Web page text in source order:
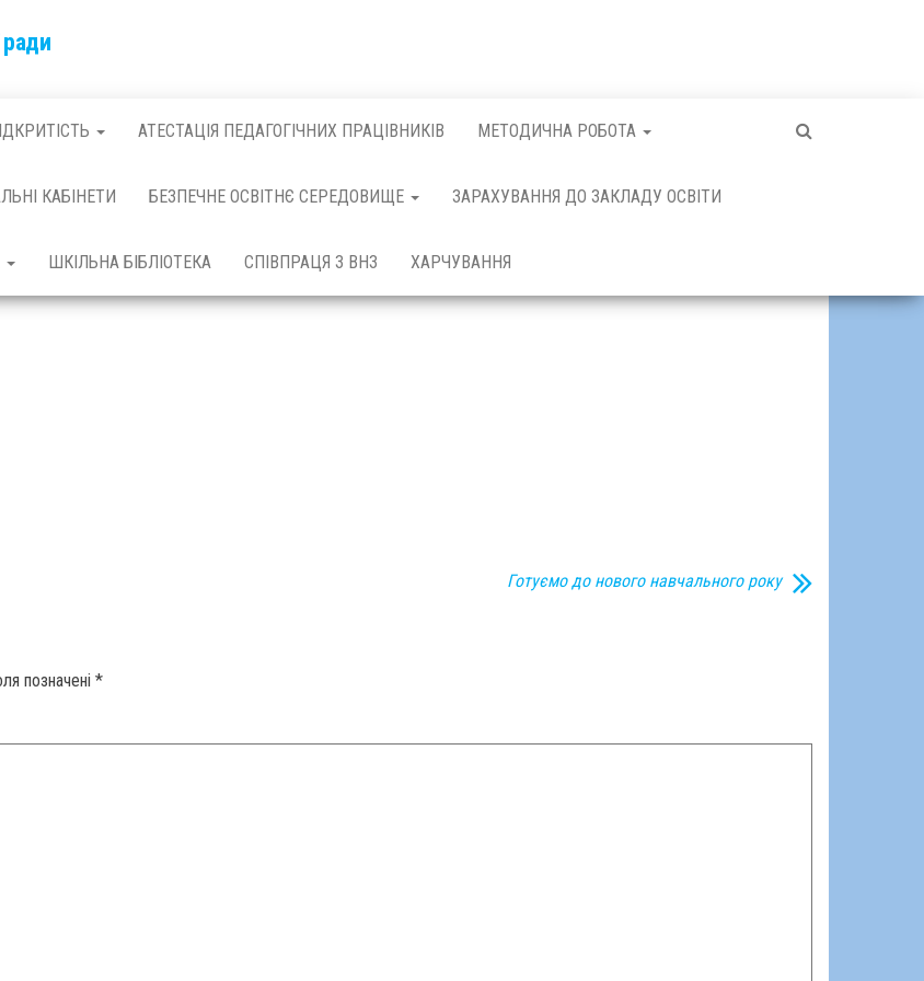
ради
АТЕСТАЦІЯ ПЕДАГОГІЧНИХ ПРАЦІВНИКІВ МЕТОДИЧНА РОБОТА
КАБІНЕТИ БЕЗПЕЧНЕ ОСВІТНЄ СЕРЕДОВИЩЕ ЗАРАХУВАННЯ ДО ЗАКЛАДУ ОСВІТИ
ШКІЛЬНА БІБЛІОТЕКА СПІВПРАЦЯ З ВНЗ ХАРЧУВАННЯ
Готуємо до нового навчального року
позначені *